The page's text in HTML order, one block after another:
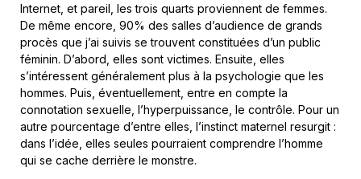
Internet, et pareil, les trois quarts proviennent de femmes.
De même encore, 90% des salles d’audience de grands
procès que j’ai suivis se trouvent constituées d’un public
féminin. D’abord, elles sont victimes. Ensuite, elles
s’intéressent généralement plus à la psychologie que les
hommes. Puis, éventuellement, entre en compte la
connotation sexuelle, l’hyperpuissance, le contrôle. Pour un
autre pourcentage d’entre elles, l’instinct maternel resurgit :
dans l’idée, elles seules pourraient comprendre l’homme
qui se cache derrière le monstre.